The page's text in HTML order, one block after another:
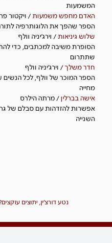
המשמעות
האדם מחפש משמעות/ ויקטור
הספר שהפך את הלוגותרפיה
שלוש גיניאות/ וירג'יניה וולף
הסופרת משיבה למכתבים, כדי
שתתרום
חדר משלך/ וירג'יניה וולף
הספר המוכר של וולף, לכל
מחייה
אישה בברלין / מרתה הילרס
אפשרות להזדהות עם סבלם של
השנייה
נטע דורצ׳ין, יתוצים עוקצים?